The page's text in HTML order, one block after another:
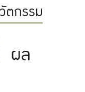
ตกรรม
ผล